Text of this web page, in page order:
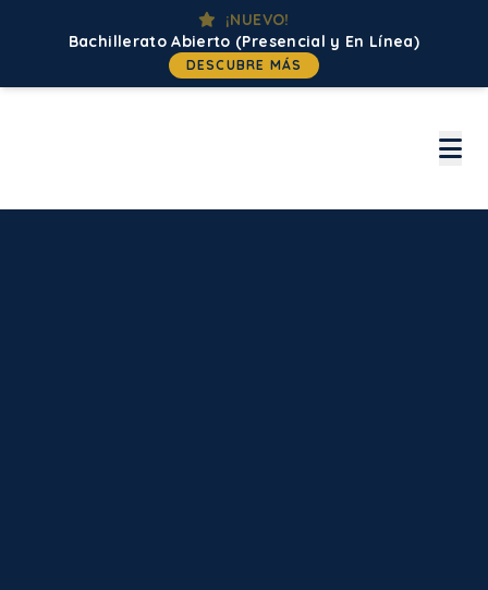
¡NUEVO!
Bachillerato Abierto (Presencial y En Línea)
DESCUBRE MÁS